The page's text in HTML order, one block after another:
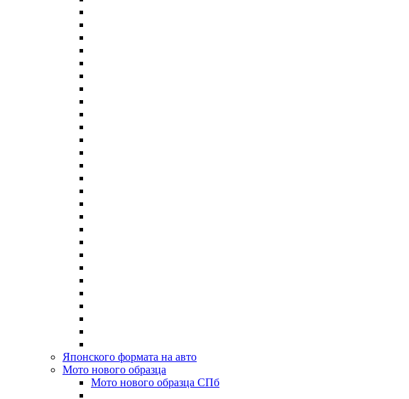
Японского формата на авто
Мото нового образца
Мото нового образца СПб